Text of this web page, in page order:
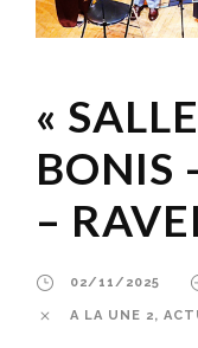
«
BONIS
–
02/11/2025
A LA UNE 2,